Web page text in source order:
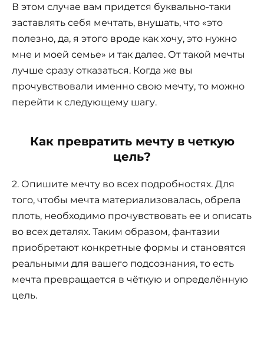
В этом случае вам придется буквально-таки
заставлять себя мечтать, внушать, что «это
полезно, да, я этого вроде как хочу, это нужно
мне и моей семье» и так далее. От такой мечты
лучше сразу отказаться. Когда же вы
прочувствовали именно свою мечту, то можно
перейти к следующему шагу.
Как превратить мечту в четкую
цель?
2. Опишите мечту во всех подробностях. Для
того, чтобы мечта материализовалась, обрела
плоть, необходимо прочувствовать ее и описать
во всех деталях. Таким образом, фантазии
приобретают конкретные формы и становятся
реальными для вашего подсознания, то есть
мечта превращается в чёткую и определённую
цель.